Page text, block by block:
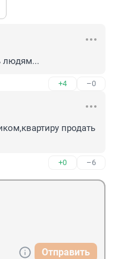
людям...
+4 –0
продать
+0 –6
Отправить